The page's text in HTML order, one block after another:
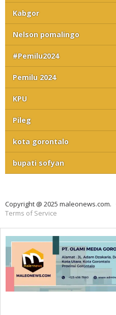
Kabgor
Nelson pomalingo
#Pemilu2024
Pemilu 2024
KPU
Pileg
kota gorontalo
bupati sofyan
Copyright @ 2025 maleonews.com.
Terms of Service